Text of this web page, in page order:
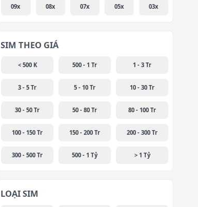
09x 08x 07x 05x 03x
SIM THEO GIÁ
< 500 K 500 - 1 Tr 1 - 3 Tr
3 - 5 Tr 5 - 10 Tr 10 - 30 Tr
30 - 50 Tr 50 - 80 Tr 80 - 100 Tr
100 - 150 Tr 150 - 200 Tr 200 - 300 Tr
300 - 500 Tr 500 - 1 Tỷ > 1 Tỷ
LOẠI SIM